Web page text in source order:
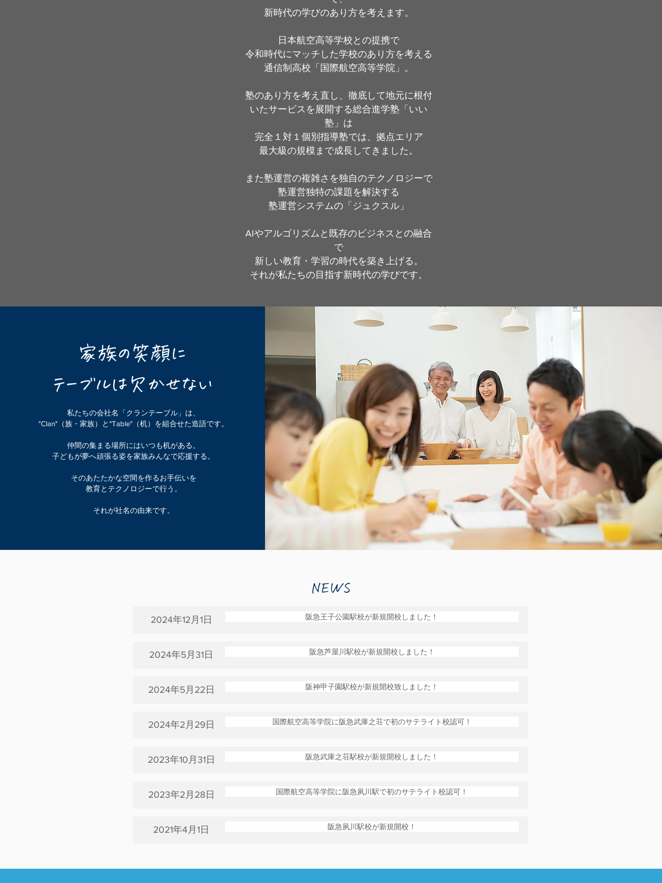
新時代の学びのあり方を考えます。
日本航空高等学校との提携で
令和時代にマッチした学校のあり方を考える
通信制高校「国際航空高等学院」。
塾のあり方を考え直し、徹底して地元に根付
いたサービスを展開する総合進学塾「いい
塾」は
完全１対１個別指導塾では、拠点エリア
最大級の規模まで成長してきました。
また塾運営の複雑さを独自のテクノロジーで
塾運営独特の課題を解決する
塾運営システムの「ジュクスル」
AIやアルゴリズムと既存のビジネスとの融合
で
新しい教育・学習の時代を築き上げる。
それが私たちの目指す新時代の学びです。
家族の笑顔に
テーブルは欠かせない
私たちの会社名「クランテーブル」は、
"Clan"（族・家族）と"Table"（机）を組合せた造語です。
仲間の集まる場所にはいつも机がある。
子どもが夢へ頑張る姿を家族みんなで応援する。
そのあたたかな空間を作るお手伝いを
教育とテクノロジーで行う。
​それが社名の由来です。
NEWS
2024年12月1日 阪急王子公園駅校が新規開校しました！
2024年5月31日 阪急芦屋川駅校が新規開校しました！
2024年5月22日 阪神甲子園駅校が新規開校致しました！
2024年2月29日 国際航空高等学院に阪急武庫之荘で初のサテライト校認可！
2023年10月31日 阪急武庫之荘駅校が新規開校しました！
2023年2月28日 国際航空高等学院に阪急夙川駅で初のサテライト校認可！
2021年4月1日 阪急夙川駅校が新規開校！